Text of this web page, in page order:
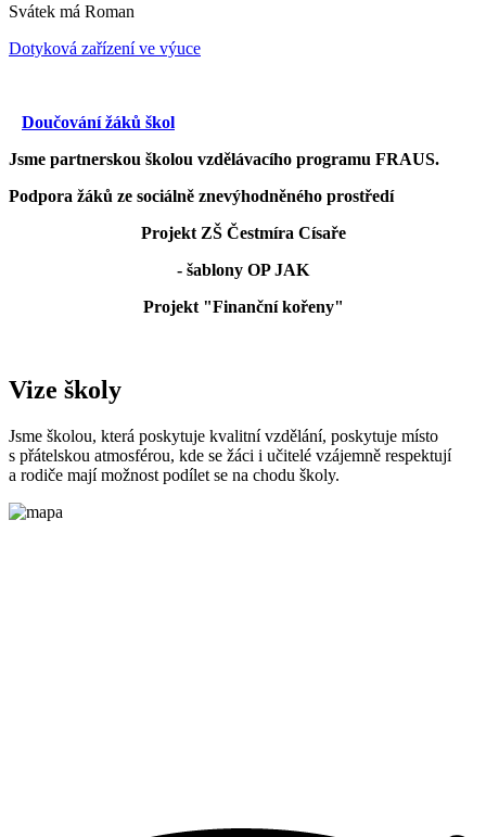
Svátek má Roman
Dotyková zařízení ve výuce
Doučování žáků škol
Jsme partnerskou školou vzdělávacího programu FRAUS.
Podpora žáků ze sociálně znevýhodněného prostředí
Projekt ZŠ Čestmíra Císaře
- šablony OP JAK
Projekt "Finanční kořeny"
Vize školy
Jsme školou, která poskytuje kvalitní vzdělání, poskytuje místo
s přátelskou atmosférou, kde se žáci i učitelé vzájemně respektují
a rodiče mají možnost podílet se na chodu školy.